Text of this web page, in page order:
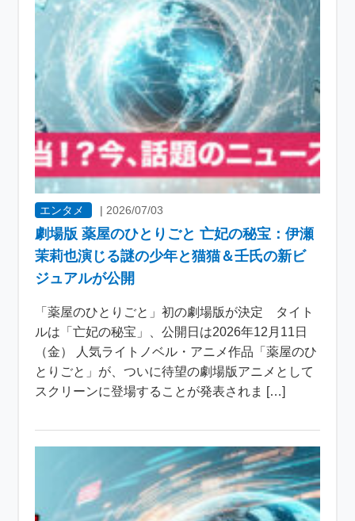
エンタメ | 2026/07/03
劇場版 薬屋のひとりごと 亡妃の秘宝：伊瀬
茉莉也演じる謎の少年と猫猫＆壬氏の新ビ
ジュアルが公開
「薬屋のひとりごと」初の劇場版が決定 タイト
ルは「亡妃の秘宝」、公開日は2026年12月11日
（金） 人気ライトノベル・アニメ作品「薬屋のひ
とりごと」が、ついに待望の劇場版アニメとして
スクリーンに登場することが発表されま […]